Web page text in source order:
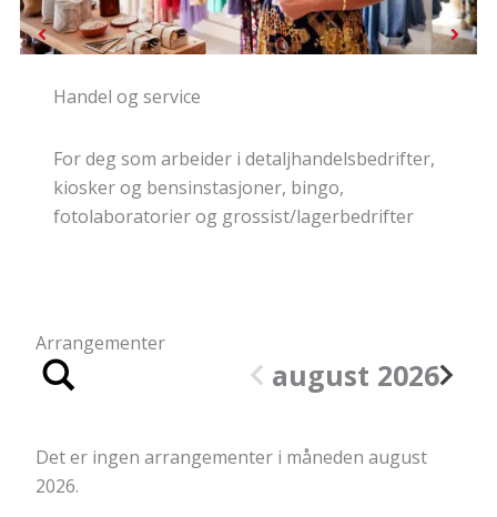
Media, samferdsel og administrasjon
For deg som arbeider i produksjonsbedrifter,
transport, bilbransjen, vaktselskaper, presse,
IKT, grafiske bedrifter, reklame, grossist/lager
Arrangementer
august 2026
Det er ingen arrangementer i måneden august
2026.